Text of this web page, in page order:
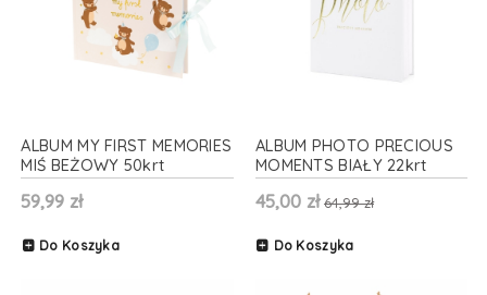
ALBUM MY FIRST MEMORIES
MIŚ BEŻOWY 50krt
59,99 zł
Do Koszyka
ALBUM PHOTO PRECIOUS
MOMENTS BIAŁY 22krt
45,00 zł 64,99 zł
Do Koszyka